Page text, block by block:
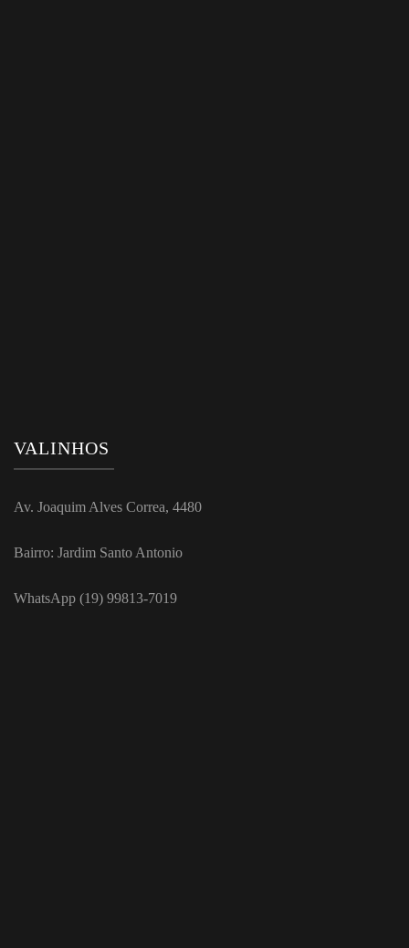
VALINHOS
Av. Joaquim Alves Correa, 4480
Bairro: Jardim Santo Antonio
WhatsApp (19) 99813-7019